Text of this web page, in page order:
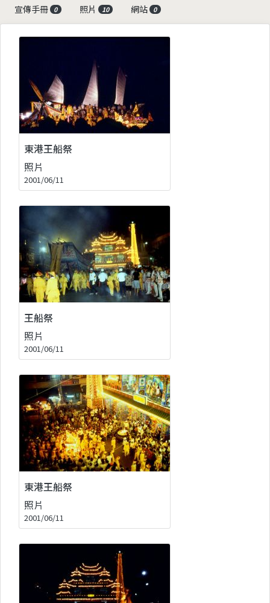
宣傳手冊 0 照片 10 網站 0
東港王船祭
照片
2001/06/11
王船祭
照片
2001/06/11
東港王船祭
照片
2001/06/11